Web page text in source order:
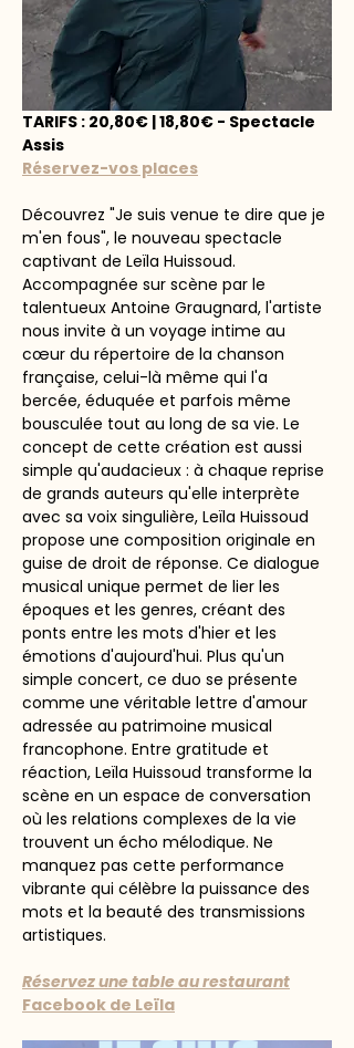
TARIFS : 20,80€ | 18,80€ - Spectacle
Assis
Réservez-vos places
Découvrez "Je suis venue te dire que je
m'en fous", le nouveau spectacle
captivant de Leïla Huissoud.
Accompagnée sur scène par le
talentueux Antoine Graugnard, l'artiste
nous invite à un voyage intime au
cœur du répertoire de la chanson
française, celui-là même qui l'a
bercée, éduquée et parfois même
bousculée tout au long de sa vie. Le
concept de cette création est aussi
simple qu'audacieux : à chaque reprise
de grands auteurs qu'elle interprète
avec sa voix singulière, Leïla Huissoud
propose une composition originale en
guise de droit de réponse. Ce dialogue
musical unique permet de lier les
époques et les genres, créant des
ponts entre les mots d'hier et les
émotions d'aujourd'hui. Plus qu'un
simple concert, ce duo se présente
comme une véritable lettre d'amour
adressée au patrimoine musical
francophone. Entre gratitude et
réaction, Leïla Huissoud transforme la
scène en un espace de conversation
où les relations complexes de la vie
trouvent un écho mélodique. Ne
manquez pas cette performance
vibrante qui célèbre la puissance des
mots et la beauté des transmissions
artistiques.
Réservez une table au restaurant
Facebook de Leïla